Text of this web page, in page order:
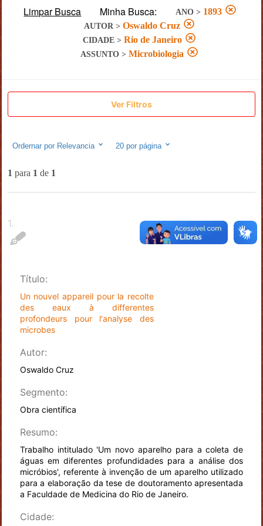
Limpar Busca Minha Busca: ANO > 1893
AUTOR > Oswaldo Cruz
CIDADE> Rio de Janeiro
ASSUNTO > Microbiologia
Ver Filtros
Ordernar por Relevancia 20por página
1 para 1 de 1
1.
Título:
Un nouvel appareil pour la recolte
des eaux à differentes
profondeurs pour l'analyse des
microbes
Autor:
Oswaldo Cruz
Segmento:
Obra científica
Resumo:
Trabalho intitulado 'Um novo aparelho para a coleta de
águas em diferentes profundidades para a análise dos
micróbios', referente à invenção de um aparelho utilizado
para a elaboração da tese de doutoramento apresentada
a Faculdade de Medicina do Rio de Janeiro.
Cidade: